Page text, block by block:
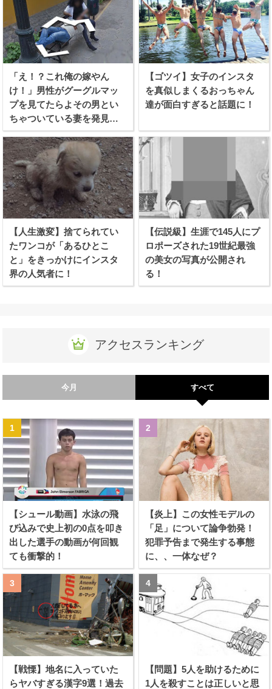
「え！？これ俺の嫁やん
け！」男性がグーグルマッ
プを見てたらよその男とい
ちゃついている妻を発見し
てしまう！！
【ゴツイ】女子のインスタ
を真似しまくるおっちゃん
達が面白すぎると話題に！
【人生激変】捨てられてい
たワンコが「あるひとこ
と」をきっかけにインスタ
界の人気者に！
【伝説級】生涯で145人にプ
ロポーズされた19世紀最強
の美女の写真が公開され
る！
アクセスランキング
今月 すべて
【シュール動画】水泳の飛
び込みで史上初の0点を叩き
出した選手の動画が何回観
ても衝撃的！
【炎上】この女性モデルの
「足」について論争勃発！
犯罪予告まで発生する事態
に、、一体なぜ？
【戦慄】地名に入っていた
らヤバすぎる漢字9選！過去
【問題】5人を助けるために
1人を殺すことは正しいと思